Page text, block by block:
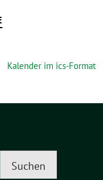
Kalender im ics-Format
Suchen